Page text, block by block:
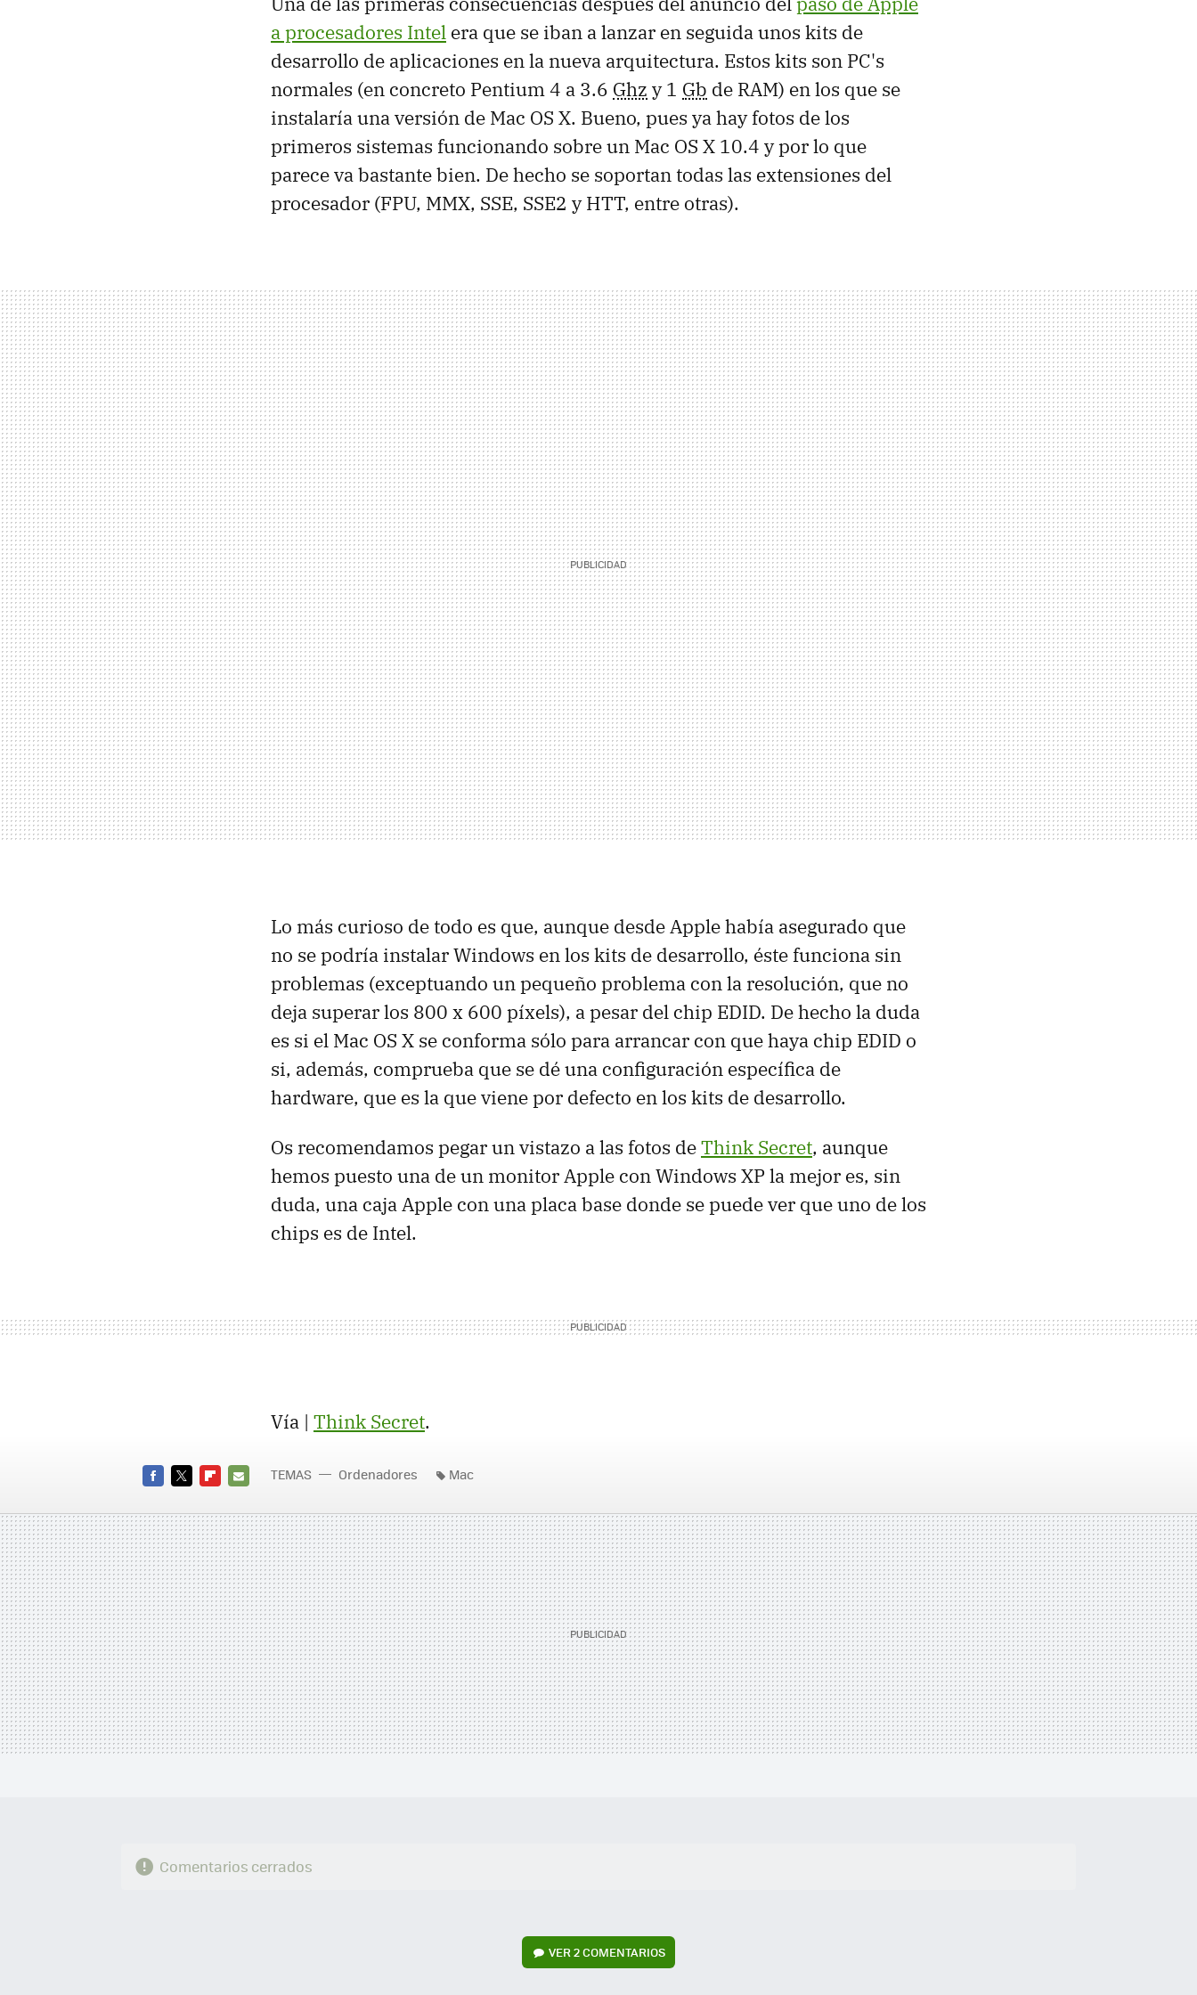
a procesadores Intel era que se iban a lanzar en seguida unos kits de
desarrollo de aplicaciones en la nueva arquitectura. Estos kits son PC's
normales (en concreto Pentium 4 a 3.6 Ghz y 1 Gb de RAM) en los que se
instalaría una versión de Mac OS X. Bueno, pues ya hay fotos de los
primeros sistemas funcionando sobre un Mac OS X 10.4 y por lo que
parece va bastante bien. De hecho se soportan todas las extensiones del
procesador (FPU, MMX, SSE, SSE2 y HTT, entre otras).
Lo más curioso de todo es que, aunque desde Apple había asegurado que
no se podría instalar Windows en los kits de desarrollo, éste funciona sin
problemas (exceptuando un pequeño problema con la resolución, que no
deja superar los 800 x 600 píxels), a pesar del chip EDID. De hecho la duda
es si el Mac OS X se conforma sólo para arrancar con que haya chip EDID o
si, además, comprueba que se dé una configuración específica de
hardware, que es la que viene por defecto en los kits de desarrollo.
Os recomendamos pegar un vistazo a las fotos deThink Secret, aunque
hemos puesto una de un monitor Apple con Windows XP la mejor es, sin
duda, una caja Apple con una placa base donde se puede ver que uno de los
chips es de Intel.
Vía | Think Secret.
MAIL
TEMAS Ordenadores Mac
Comentarios cerrados
VER2 COMENTARIOS